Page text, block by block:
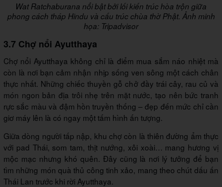
Wat Ratchaburana nổi bật bởi lối kiến trúc hòa trộn giữa
phong cách tháp Hindu và cấu trúc chùa thờ Phật. Ảnh minh
họa: Tripadvisor
3.7 Chợ nổi Ayutthaya
Chợ nổi Ayutthaya không chỉ là điểm mua sắm náo nhiệt mà
còn là nơi bạn cảm nhận nhịp sống ven sông một cách chân
thực nhất. Những chiếc thuyền gỗ chở đầy trái cây, rau củ và
món ngon bản địa trôi nhẹ trên mặt nước, tạo nên bức tranh
rực sắc màu và đậm hồn truyền thống – đẹp đến mức chỉ cần
giơ máy lên là có ngay một tấm hình ấn tượng.
Giữa dòng người tấp nập, khu chợ còn là thiên đường ẩm thực
với pad Thái, som tam, thịt nướng, xôi xoài… mang hương vị
mộc mạc nhưng khó quên. Đây cũng là nơi lý tưởng để bạn
tìm những món quà thủ công tinh xảo, mang theo chút dấu ấn
Thái Lan trước khi rời Ayutthaya.